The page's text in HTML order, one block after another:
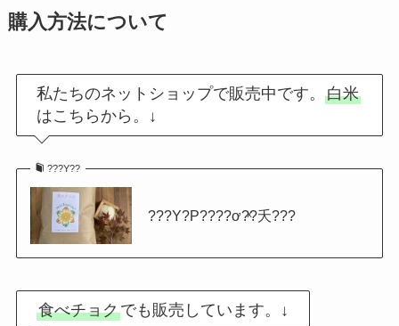
購入方法について
私たちのネットショップで販売中です。白米
はこちらから。↓
???Υ??
???Υ?Ρ????ơ?ͯ?夭???
食べチョクでも販売しています。↓